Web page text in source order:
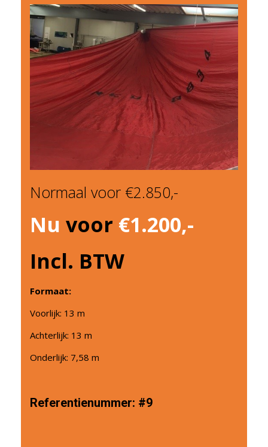
Normaal voor €2.850,-
Nu voor €1.200,-
Incl. BTW
Formaat:
Voorlijk: 13 m
Achterlijk: 13 m
Onderlijk: 7,58 m
Referentienummer: #9